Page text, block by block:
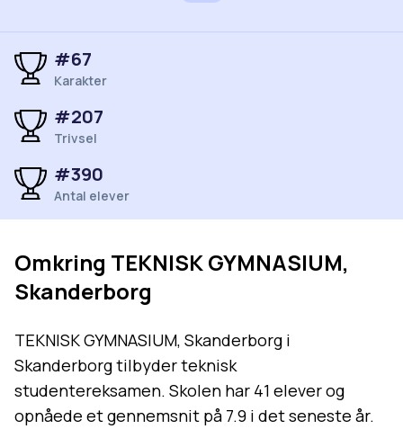
#67
Karakter
#207
Trivsel
#390
Antal elever
Omkring TEKNISK GYMNASIUM,
Skanderborg
TEKNISK GYMNASIUM, Skanderborg i
Skanderborg tilbyder teknisk
studentereksamen. Skolen har 41 elever og
opnåede et gennemsnit på 7.9 i det seneste år.